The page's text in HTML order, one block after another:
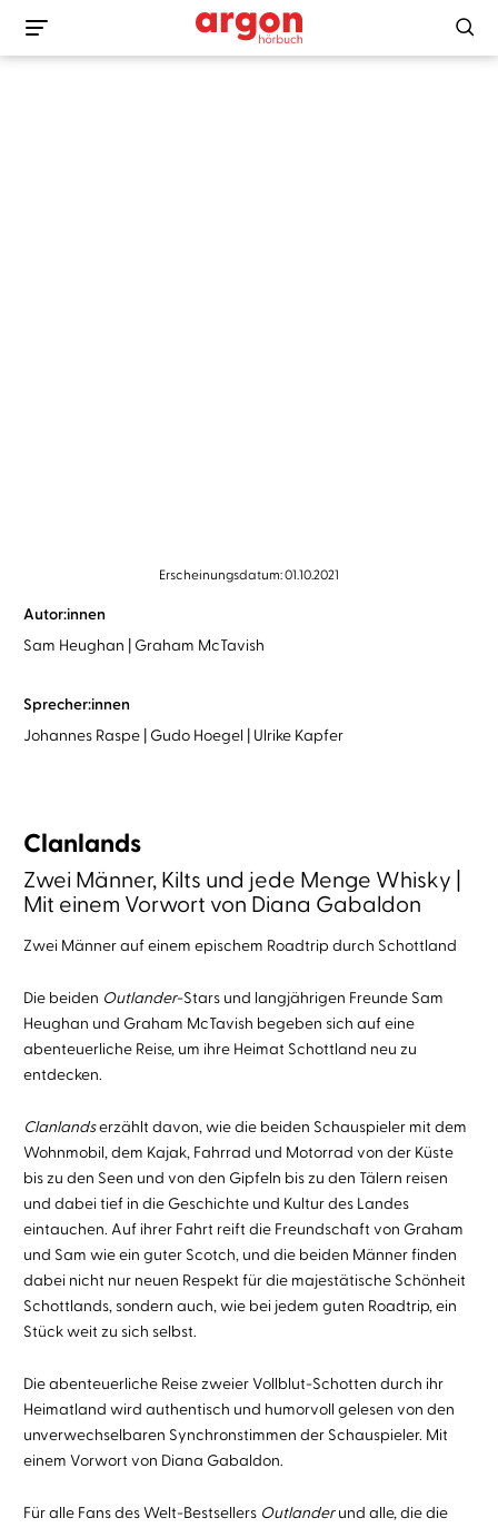
Erscheinungsdatum: 01.10.2021
Autor:innen
Sam Heughan Graham McTavish
Sprecher:innen
Johannes Raspe Gudo Hoegel Ulrike Kapfer
Clanlands
Zwei Männer, Kilts und jede Menge Whisky |
Mit einem Vorwort von Diana Gabaldon
Zwei Männer auf einem epischem Roadtrip durch Schottland
Die beiden Outlander-Stars und langjährigen Freunde Sam
Heughan und Graham McTavish begeben sich auf eine
abenteuerliche Reise, um ihre Heimat Schottland neu zu
entdecken.
Clanlandserzählt davon, wie die beiden Schauspieler mit dem
Wohnmobil, dem Kajak, Fahrrad und Motorrad von der Küste
bis zu den Seen und von den Gipfeln bis zu den Tälern reisen
und dabei tief in die Geschichte und Kultur des Landes
eintauchen. Auf ihrer Fahrt reift die Freundschaft von Graham
und Sam wie ein guter Scotch, und die beiden Männer finden
dabei nicht nur neuen Respekt für die majestätische Schönheit
Schottlands, sondern auch, wie bei jedem guten Roadtrip, ein
Stück weit zu sich selbst.
Die abenteuerliche Reise zweier Vollblut-Schotten durch ihr
Heimatland wird authentisch und humorvoll gelesen von den
unverwechselbaren Synchronstimmen der Schauspieler. Mit
einem Vorwort von Diana Gabaldon.
Für alle Fans des Welt-Bestsellers Outlanderund alle, die die